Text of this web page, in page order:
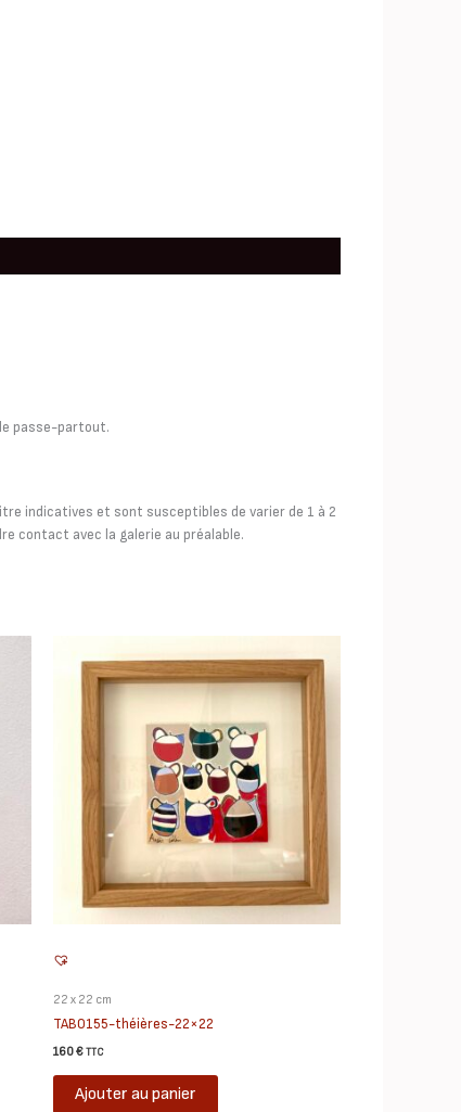
passe-partout.
indicatives et sont susceptibles de varier de 1 à 2
contact avec la galerie au préalable.
22 x 22 cm
TAB0155-théières-22×22
160€ TTC
Ajouter au panier